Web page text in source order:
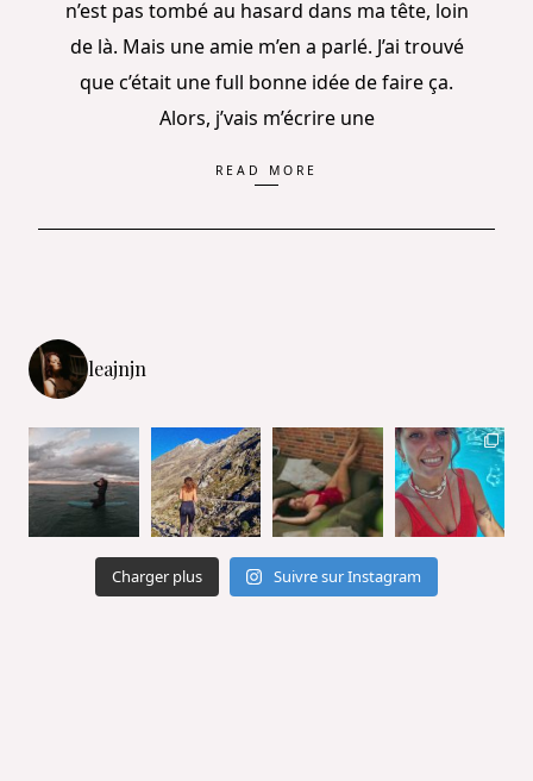
n’est pas tombé au hasard dans ma tête, loin
de là. Mais une amie m’en a parlé. J’ai trouvé
que c’était une full bonne idée de faire ça.
Alors, j’vais m’écrire une
READ MORE
leajnjn
Charger plus Suivre sur Instagram